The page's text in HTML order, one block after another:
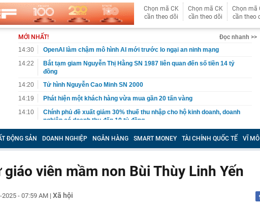
Chọn mã CK
cần theo dõi
Chọn mã CK
cần theo dõi
Chọn mã
cần theo
MỚI NHẤT!
Đọc nhanh >>
14:30
OpenAI làm chậm mô hình AI mới trước lo ngại an ninh mạng
14:22
Bắt tạm giam Nguyễn Thị Hằng SN 1987 liên quan đến số tiền 14 tỷ
đồng
14:20
Tử hình Nguyễn Cao Minh SN 2000
14:19
Phát hiện một khách hàng vừa mua gần 20 tấn vàng
14:10
Chính phủ đề xuất giảm 30% thuế thu nhập cho hộ kinh doanh, doanh
nghiệp có doanh thu đến 10 tỷ đồng
14:09
Việt kiều 3 lần lọt top đẹp nhất thế giới: Về Việt Nam làm Á hậu là phụ,
kinh doanh thứ này là chính
độc quyền, đối tác không thể tự quyết định giá
14:04
TPHCM sửa kế hoạch đấu giá 8 lô đất tại Khu đô thị mới Thủ Thiêm
mình
ĐỘNG SẢN DOANH NGHIỆP NGÂN HÀNG SMART MONEY TÀI CHÍNH QUỐC TẾ VĨ MÔ
giáo viên mầm non Bùi Thùy Linh Yến
2025 - 07:59 AM | Xã hội